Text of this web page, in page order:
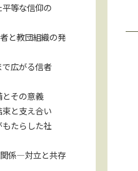
等な信仰の
と教団組織の発
広がる信者
その意義
と支え合い
たらした社
係—対立と共存